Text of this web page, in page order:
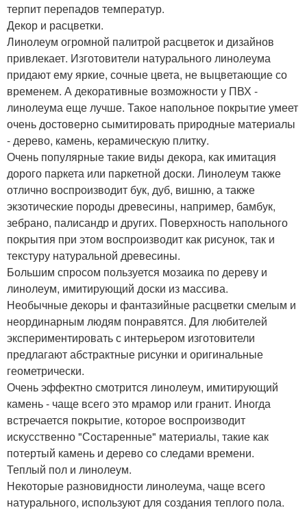
терпит перепадов температур.
Декор и расцветки.
Линолеум огромной палитрой расцветок и дизайнов
привлекает. Изготовители натурального линолеума
придают ему яркие, сочные цвета, не выцветающие со
временем. А декоративные возможности у ПВХ -
линолеума еще лучше. Такое напольное покрытие умеет
очень достоверно сымитировать природные материалы
- дерево, камень, керамическую плитку.
Очень популярные такие виды декора, как имитация
дорого паркета или паркетной доски. Линолеум также
отлично воспроизводит бук, дуб, вишню, а также
экзотические породы древесины, например, бамбук,
зебрано, палисандр и других. Поверхность напольного
покрытия при этом воспроизводит как рисунок, так и
текстуру натуральной древесины.
Большим спросом пользуется мозаика по дереву и
линолеум, имитирующий доски из массива.
Необычные декоры и фантазийные расцветки смелым и
неординарным людям понравятся. Для любителей
экспериментировать с интерьером изготовители
предлагают абстрактные рисунки и оригинальные
геометрически.
Очень эффектно смотрится линолеум, имитирующий
камень - чаще всего это мрамор или гранит. Иногда
встречается покрытие, которое воспроизводит
искусственно "Состаренные" материалы, такие как
потертый камень и дерево со следами времени.
Теплый пол и линолеум.
Некоторые разновидности линолеума, чаще всего
натурального, используют для создания теплого пола.